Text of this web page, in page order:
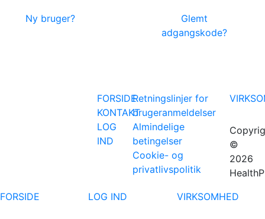
Ny bruger?
Glemt
adgangskode?
FORSIDE
KONTAKT
LOG
IND
Retningslinjer for
brugeranmeldelser
Almindelige
betingelser
Cookie- og
privatlivspolitik
©
2026
FORSIDE
LOG IND VIRKSOMHED